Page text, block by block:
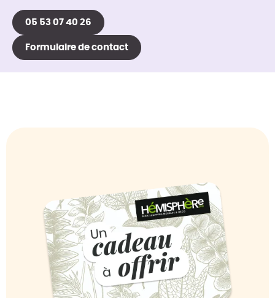
05 53 07 40 26
Formulaire de contact